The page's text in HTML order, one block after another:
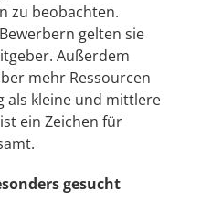
zu beobachten.
gelten sie
Außerdem
mehr Ressourcen
als kleine und mittlere
ein Zeichen für
gesucht